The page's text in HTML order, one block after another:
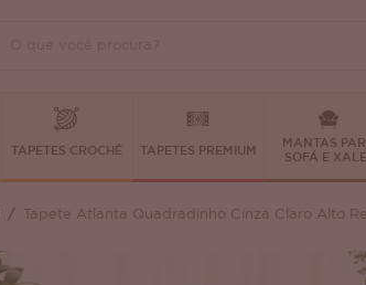
TAPETES CROCHÊ TAPETES PREMIUM
MANTAS
SOFÁ E
Tapete Atlanta Quadradinho Cinza Claro Alto